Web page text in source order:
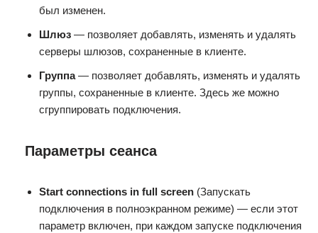
был изменен.
Шлюз — позволяет добавлять, изменять и удалять
серверы шлюзов, сохраненные в клиенте.
Группа— позволяет добавлять, изменять и удалять
группы, сохраненные в клиенте. Здесь же можно
сгруппировать подключения.
Параметры сеанса
Start connections in full screen (Запускать
подключения в полноэкранном режиме) — если этот
параметр включен, при каждом запуске подключения